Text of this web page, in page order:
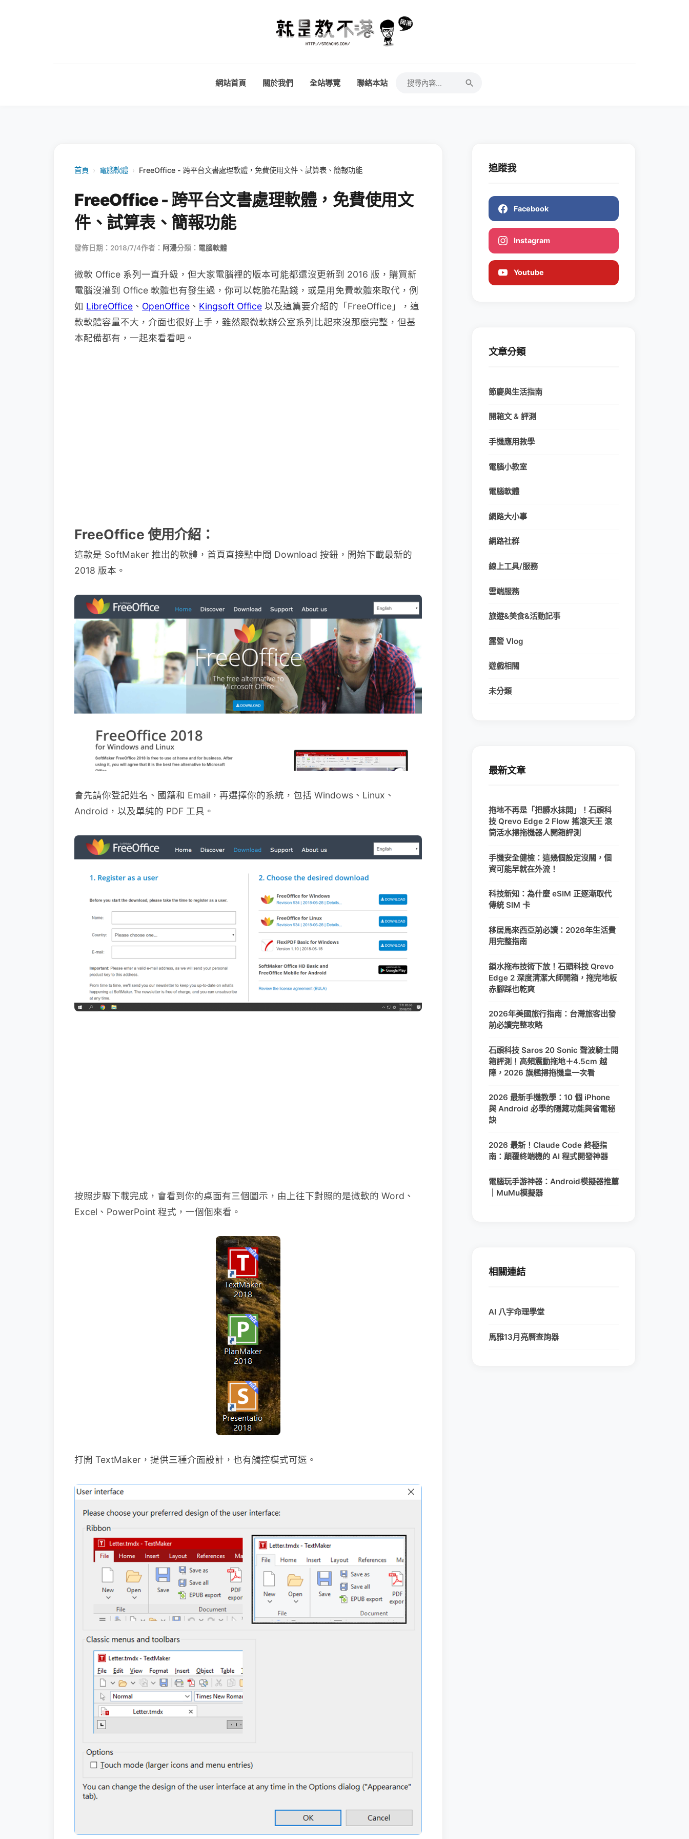
網站首頁 關於我們 全站導覽 聯絡本站
首頁 › 電腦軟體 › FreeOffice - 跨平台文書處理軟體，免費使用文件、試算表、簡報功能
FreeOffice - 跨平台文書處理軟體，免費使用文
件、試算表、簡報功能
發佈日期：2018/7/4作者： 阿湯分類： 電腦軟體
微軟 Office 系列一直升級，但大家電腦裡的版本可能都還沒更新到 2016 版，購買新
電腦沒灌到 Office 軟體也有發生過，你可以乾脆花點錢，或是用免費軟體來取代，例
如 LibreOffice 、 OpenOffice 、 Kingsoft Office 以及這篇要介紹的「FreeOffice」，這
款軟體容量不大，介面也很好上手，雖然跟微軟辦公室系列比起來沒那麼完整，但基
本配備都有，一起來看看吧。
FreeOffice 使用介紹：
這款是 SoftMaker 推出的軟體，首頁直接點中間 Download 按鈕，開始下載最新的
2018 版本。
會先請你登記姓名、國籍和 Email，再選擇你的系統，包括 Windows、Linux、
Android，以及單純的 PDF 工具。
按照步驟下載完成，會看到你的桌面有三個圖示，由上往下對照的是微軟的 Word、
Excel、PowerPoint 程式，一個個來看。
打開 TextMaker，提供三種介面設計，也有觸控模式可選。
追蹤我
Facebook
Instagram
Youtube
文章分類
節慶與生活指南
開箱文 & 評測
手機應用教學
電腦小教室
電腦軟體
網路大小事
網路社群
線上工具/服務
雲端服務
旅遊&美食&活動記事
露營 Vlog
遊戲相關
未分類
最新文章
拖地不再是「把髒水抹開」！石頭科
技 Qrevo Edge 2 Flow 搖滾天王 滾
筒活水掃拖機器人開箱評測
手機安全健檢：這幾個設定沒關，個
資可能早就在外流！
科技新知：為什麼 eSIM 正逐漸取代
傳統 SIM 卡
移居馬來西亞前必讀：2026年生活費
用完整指南
鎖水拖布技術下放！石頭科技 Qrevo
Edge 2 深度清潔大師開箱，拖完地板
赤腳踩也乾爽
2026年美國旅行指南：台灣旅客出發
前必讀完整攻略
石頭科技 Saros 20 Sonic 聲波騎士開
箱評測！高頻震動拖地＋4.5cm 越
障，2026 旗艦掃拖機皇一次看
2026 最新手機教學：10 個 iPhone
與 Android 必學的隱藏功能與省電秘
訣
2026 最新！Claude Code 終極指
南：顛覆終端機的 AI 程式開發神器
電腦玩手游神器：Android模擬器推薦
｜MuMu模擬器
相關連結
AI 八字命理學堂
馬雅13月亮曆查詢器